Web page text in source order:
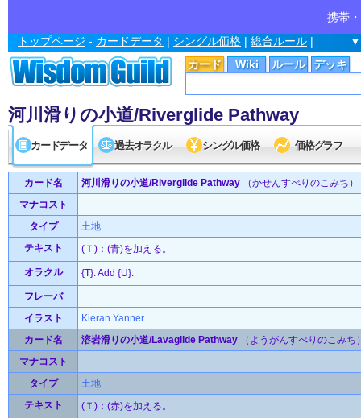
携帯
カード Wiki ルール デッキ
トップページ - カードデータ | シングル価格 | 総合ルール |
河川滑りの小道/Riverglide Pathway
カードデータ 過去オラクル シングル価格 価格グラフ
カード名 河川滑りの小道/Riverglide Pathway （かせんすべりのこみち）
マナコスト
タイプ
土地
テキスト
(Ｔ)：(青)を加える。
オラクル {T}: Add {U}.
フレーバ
イラスト
Kieran Yanner
カード名
溶岩滑りの小道/Lavaglide Pathway （ようがんすべりのこみち
マナコスト
タイプ
土地
テキスト
(Ｔ)：(赤)を加える。